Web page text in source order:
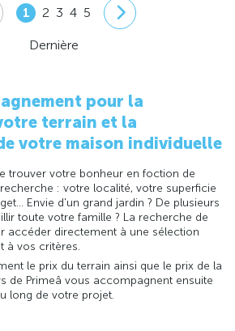
1 2 3 4 5
Dernière
pour la
terrain et la
votre maison individuelle
trouver votre bonheur en foction de
: votre localité, votre superficie
Envie d'un grand jardin ? De plusieurs
toute votre famille ? La recherche de
accéder directement à une sélection
à vos critères.
le prix du terrain ainsi que le prix de la
de Primeâ vous accompagnent ensuite
long de votre projet.